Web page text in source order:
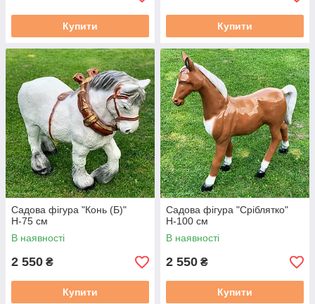
Купити Купити
Садова фігура "Конь (Б)"
Н-75 см
В наявності
2 550 ₴
Купити
Садова фігура "Сріблятко"
Н-100 см
В наявності
2 550 ₴
Купити